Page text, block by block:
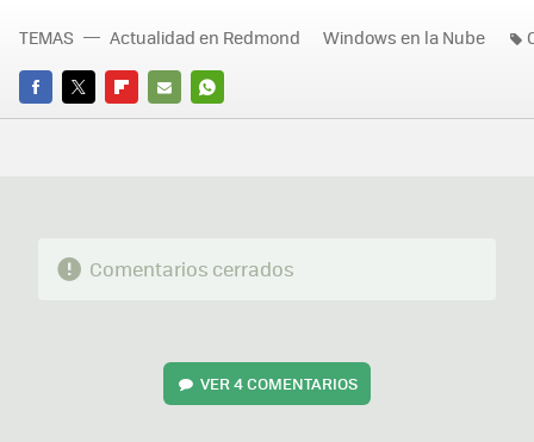
FACEBOOK
TWITTERFLIPBOARD
E-
WHATSAPP
TEMAS Actualidad en Redmond Windows en la Nube
Comentarios cerrados
VER4 COMENTARIOS